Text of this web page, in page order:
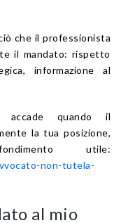
che il professionista
il mandato: rispetto
informazione al
accade quando il
la tua posizione,
utile:
non-tutela-
al mio